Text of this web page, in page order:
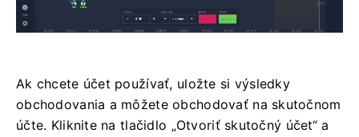
Ak chcete účet používať, uložte si výsledky
obchodovania a môžete obchodovať na skutočnom
účte. Kliknite na tlačidlo „Otvoriť skutočný účet“ a